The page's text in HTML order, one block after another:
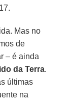
Mas no
de
– é ainda
da Terra.
últimas
na